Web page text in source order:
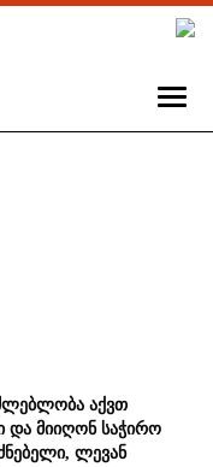
აქვთ
და მიიღონ საჭირო
ლევან